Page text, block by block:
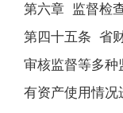
第六章 监督检
第四十五条 省
审核监督等多种
有资产使用情况